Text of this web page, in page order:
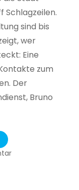
Schlagzeilen.
sind bis
wer
Eine
zum
Der
Bruno
zu